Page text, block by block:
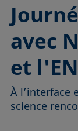
avec
et
À l’interface
science